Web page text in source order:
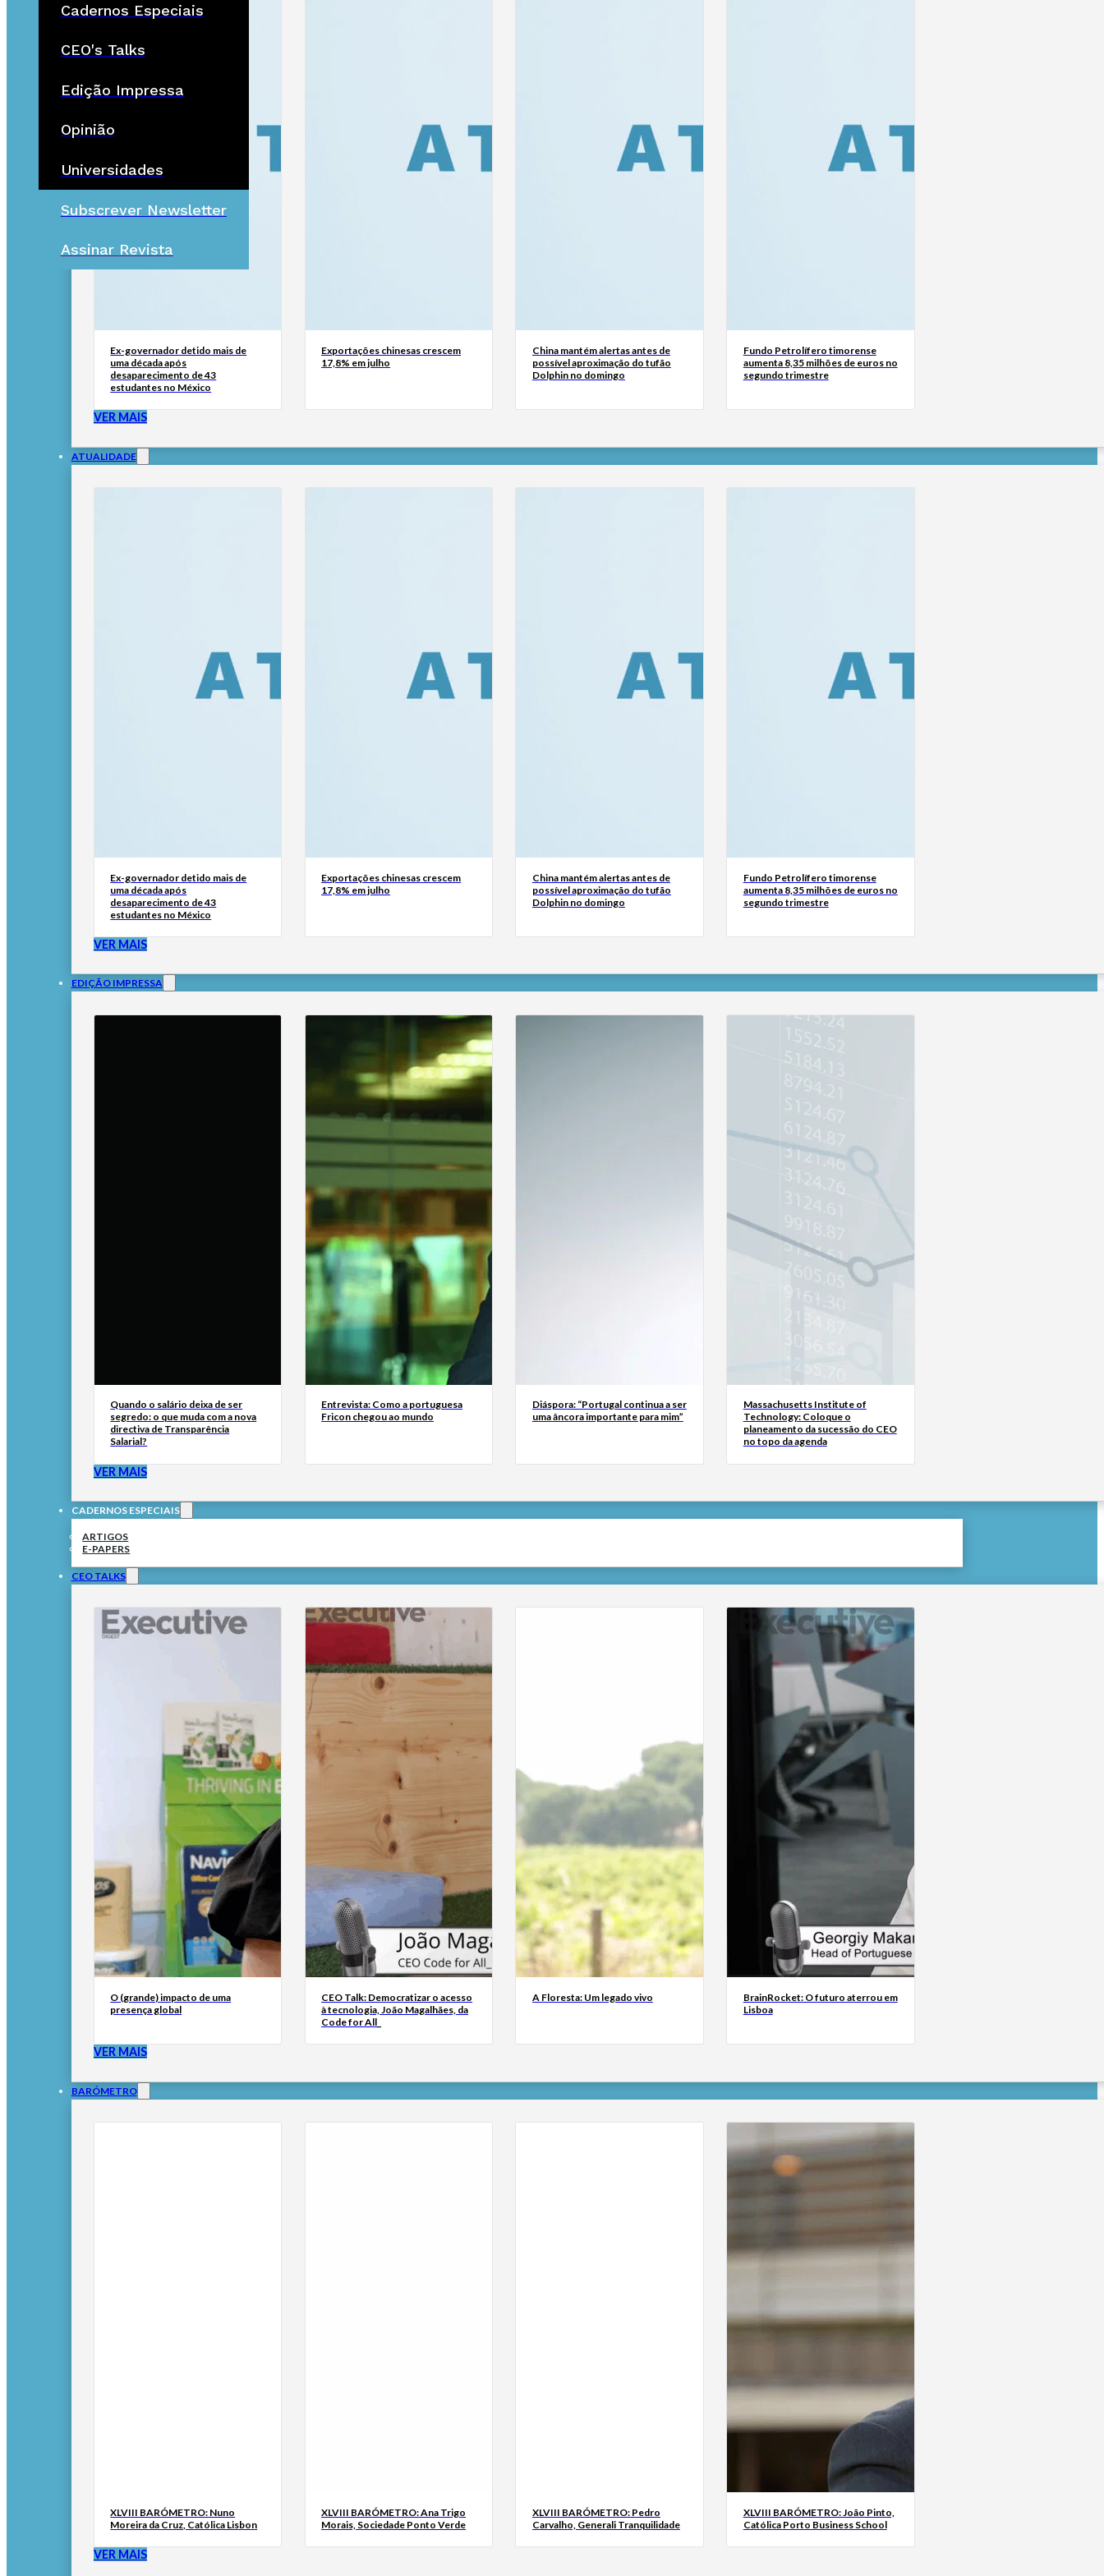
Cadernos Especiais
CEO's Talks
Edição Impressa
Opinião
Universidades
Subscrever Newsletter
Assinar Revista
Ex-governador detido mais de
uma década após
desaparecimento de 43
estudantes no México
Exportações chinesas crescem
17,8% em julho
China mantém alertas antes de
possível aproximação do tufão
Dolphin no domingo
Fundo Petrolífero timorense
aumenta 8,35 milhões de euros no
segundo trimestre
VER MAIS
ATUALIDADE
Ex-governador detido mais de
uma década após
desaparecimento de 43
estudantes no México
Exportações chinesas crescem
17,8% em julho
China mantém alertas antes de
possível aproximação do tufão
Dolphin no domingo
Fundo Petrolífero timorense
aumenta 8,35 milhões de euros no
segundo trimestre
VER MAIS
EDIÇÃO IMPRESSA
Quando o salário deixa de ser
segredo: o que muda com a nova
directiva de Transparência
Salarial?
Entrevista: Como a portuguesa
Fricon chegou ao mundo
Diáspora: “Portugal continua a ser
uma âncora importante para mim”
Massachusetts Institute of
Technology: Coloque o
planeamento da sucessão do CEO
no topo da agenda
VER MAIS
CADERNOS ESPECIAIS
ARTIGOS
E-PAPERS
CEO TALKS
O (grande) impacto de uma
presença global
CEO Talk: Democratizar o acesso
à tecnologia, João Magalhães, da
Code for All_
A Floresta: Um legado vivo
BrainRocket: O futuro aterrou em
Lisboa
VER MAIS
BARÓMETRO
XLVIII BARÓMETRO: Nuno
Moreira da Cruz, Católica Lisbon
XLVIII BARÓMETRO: Ana Trigo
Morais, Sociedade Ponto Verde
XLVIII BARÓMETRO: Pedro
Carvalho, Generali Tranquilidade
XLVIII BARÓMETRO: João Pinto,
Católica Porto Business School
VER MAIS